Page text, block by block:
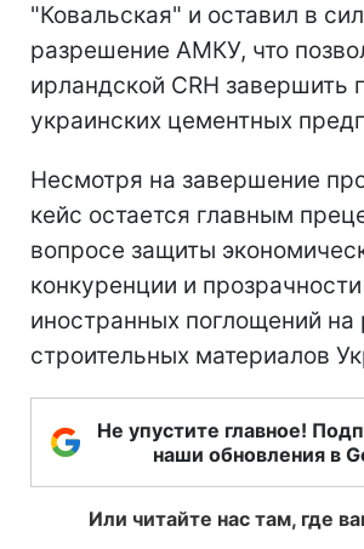
"Ковальская" и оставил в
разрешение АМКУ, что
ирландской CRH завершить
украинских цементных
Несмотря на завершение
кейс остается главным
вопросе защиты
конкуренции и прозрачности
иностранных поглощений на
строительных материалов
Не упустите главное!
наши обновления в
Или читайте нас там, где